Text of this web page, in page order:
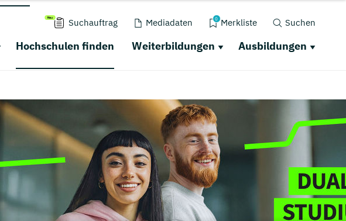
Suchauftrag Mediadaten 0 Merkliste Suchen
Hochschulen finden Weiterbildungen Ausbildungen